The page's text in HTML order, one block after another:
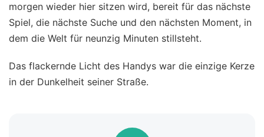
morgen wieder hier sitzen wird, bereit für das nächste
Spiel, die nächste Suche und den nächsten Moment, in
dem die Welt für neunzig Minuten stillsteht.
Das flackernde Licht des Handys war die einzige Kerze
in der Dunkelheit seiner Straße.